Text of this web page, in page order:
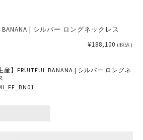
BANANA | シルバー ロングネックレス
¥188,100 (税込)
産】FRUITFUL BANANA | シルバー ロングネ